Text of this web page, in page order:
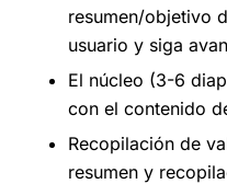
resumen/objetivo
usuario y siga
El núcleo (3-6
con el contenido
Recopilación de
resumen y